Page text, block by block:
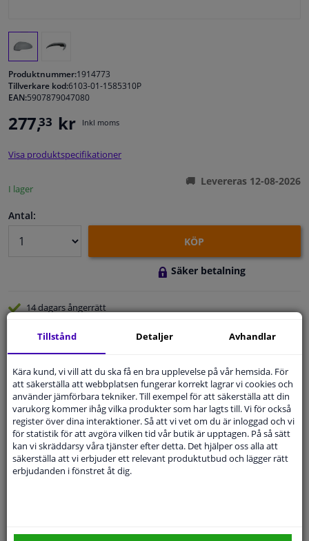
Fönster & Tillbehör
Bilvård & Tillbehör
Sensorer & Elsystem
Produktnummer:1914773
Tillverkare kod:6103-01-1585310P
EAN:5907879047080
277,33 kr Inkl moms
Visa produktspecifikationer
I lager
Levereras 12-08-2026
Antal:
KÖP
Säker betalning
14 dagarsångerrätt
Expert Kundservice
Kundservice: Inte Tillgänglig Via Telefon
Ställ din fråga hos våra produktspecialister.
Frågor Och Svar
Tillstånd Detaljer Avhandlar
Kära kund, vi vill att du ska få en bra upplevelse på vår hemsida. För
att säkerställa att webbplatsen fungerar korrekt lagrar vi cookies och
använder jämförbara tekniker. Till exempel för att säkerställa att din
varukorg kommer ihåg vilka produkter som har lagts till. Vi för också
register över dina interaktioner. Så att vi vet om du är inloggad och vi
för statistik för att avgöra vilken tid vår butik är upptagen. På så sätt
kan vi skräddarsy våra tjänster efter detta. Det hjälper oss alla att
säkerställa att vi erbjuder ett relevant produktutbud och lägger rätt
erbjudanden i fönstret åt dig.